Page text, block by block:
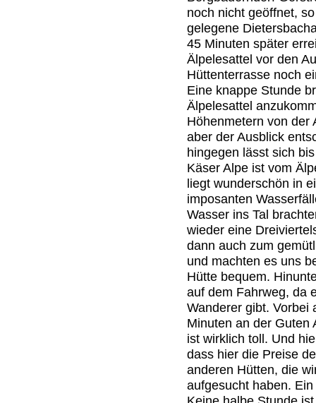
noch nicht geöffnet,
gelegene
45 Minuten später
Älpelesattel vor den
Hüttenterrasse noch
Eine knappe Stunde
Älpelesattel
Höhenmetern von der
aber der Ausblick
hingegen lässt sich
Käser Alpe ist vom
liegt wunderschön in
imposanten
Wasser ins Tal
wieder eine
dann auch zum
und machten es uns
Hütte bequem.
auf dem Fahrweg, da
Wanderer gibt. Vorbei
Minuten an der Guten
ist wirklich toll. Und
dass hier die Preise
anderen Hütten, die
aufgesucht haben.